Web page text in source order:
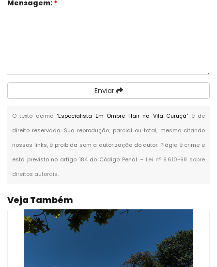
Mensagem: *
Enviar
O texto acima "Especialista Em Ombre Hair na Vila Curuçá" é de
direito reservado. Sua reprodução, parcial ou total, mesmo citando
nossos links, é proibida sem a autorização do autor. Plágio é crime e
está previsto no artigo 184 do Código Penal. – Lei n° 9.610-98 sobre
direitos autorais.
Veja Também